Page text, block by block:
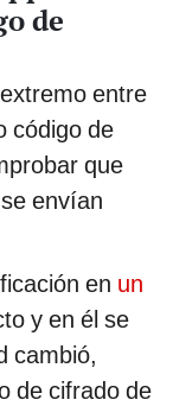
de
entre
código de
que
envían
en un
y en él se
cambió,
de cifrado de